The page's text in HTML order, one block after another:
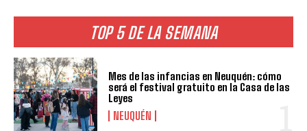
TOP 5 DE LA SEMANA
Mes de las infancias en Neuquén: cómo
será el festival gratuito en la Casa de las
Leyes
NEUQUÉN